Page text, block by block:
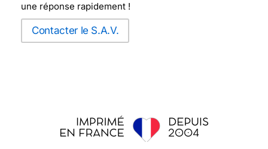
une réponse rapidement !
Contacter le S.A.V.